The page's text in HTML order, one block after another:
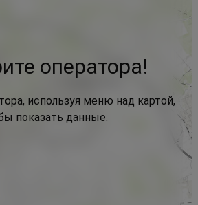
оператора!
используя меню над картой,
показать данные.